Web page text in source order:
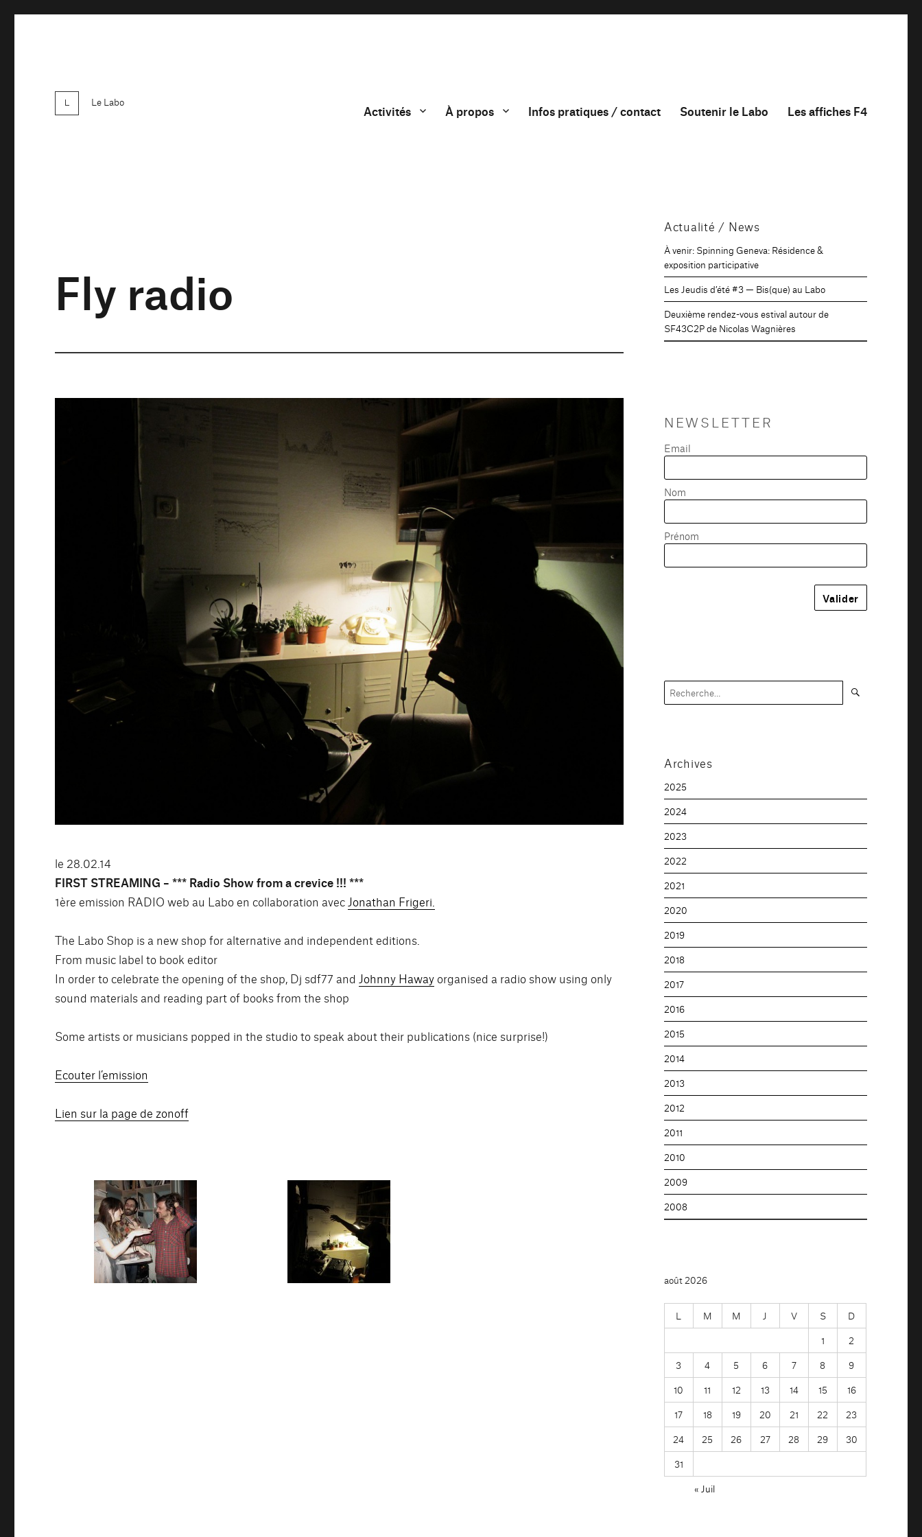
Le Labo
Activités À propos Infos pratiques / contact Soutenir le Labo Les affiches F4
Fly radio
le 28.02.14
FIRST STREAMING – *** Radio Show from a crevice !!! ***
1ère emission RADIO web au Labo en collaboration avec Jonathan Frigeri.
The Labo Shop is a new shop for alternative and independent editions.
From music label to book editor
In order to celebrate the opening of the shop, Dj sdf77 and Johnny Hawayorganised a radio show using only
sound materials and reading part of books from the shop
Some artists or musicians popped in the studio to speak about their publications (nice surprise!)
Ecouter l’emission
Lien sur la page de zonoff
Actualité / News
À venir: Spinning Geneva: Résidence &
exposition participative
Les Jeudis d’été #3 — Bis(que) au Labo
Deuxième rendez-vous estival autour de
SF43C2P de Nicolas Wagnières
NEWSLETTER
Email
Nom
Prénom
Recherche
pour :
Archives
2025
2024
2023
2022
2021
2020
2019
2018
2017
2016
2015
2014
2013
2012
2011
2010
2009
2008
août 2026
L M M J V S
D
1
2
3
4 5 6 7 8
9
10
11 12 13 14 15
16
17
18 19 20 21 22
23
24
25 26 27 28 29
30
31
« Juil